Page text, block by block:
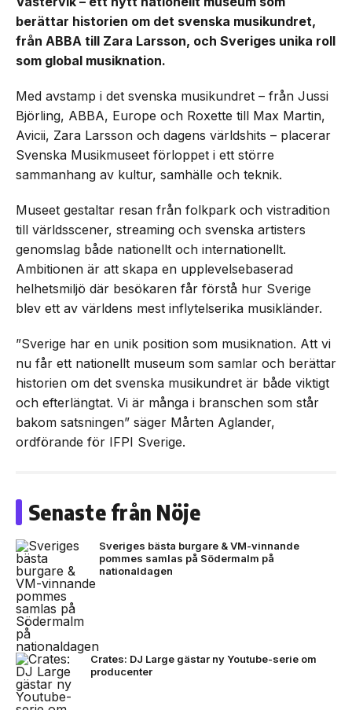
berättar historien om det svenska musikundret,
från ABBA till Zara Larsson, och Sveriges unika roll
som global musiknation.
Med avstamp i det svenska musikundret – från Jussi
Björling, ABBA, Europe och Roxette till Max Martin,
Avicii, Zara Larsson och dagens världshits – placerar
Svenska Musikmuseet förloppet i ett större
sammanhang av kultur, samhälle och teknik.
Museet gestaltar resan från folkpark och vistradition
till världsscener, streaming och svenska artisters
genomslag både nationellt och internationellt.
Ambitionen är att skapa en upplevelsebaserad
helhetsmiljö där besökaren får förstå hur Sverige
blev ett av världens mest inflytelserika musikländer.
”Sverige har en unik position som musiknation. Att vi
nu får ett nationellt museum som samlar och berättar
historien om det svenska musikundret är både viktigt
och efterlängtat. Vi är många i branschen som står
bakom satsningen” säger Mårten Aglander,
ordförande för IFPI Sverige.
Senaste från Nöje
Sveriges bästa burgare & VM-vinnande
pommes samlas på Södermalm på
nationaldagen
Crates: DJ Large gästar ny Youtube-serie om
producenter